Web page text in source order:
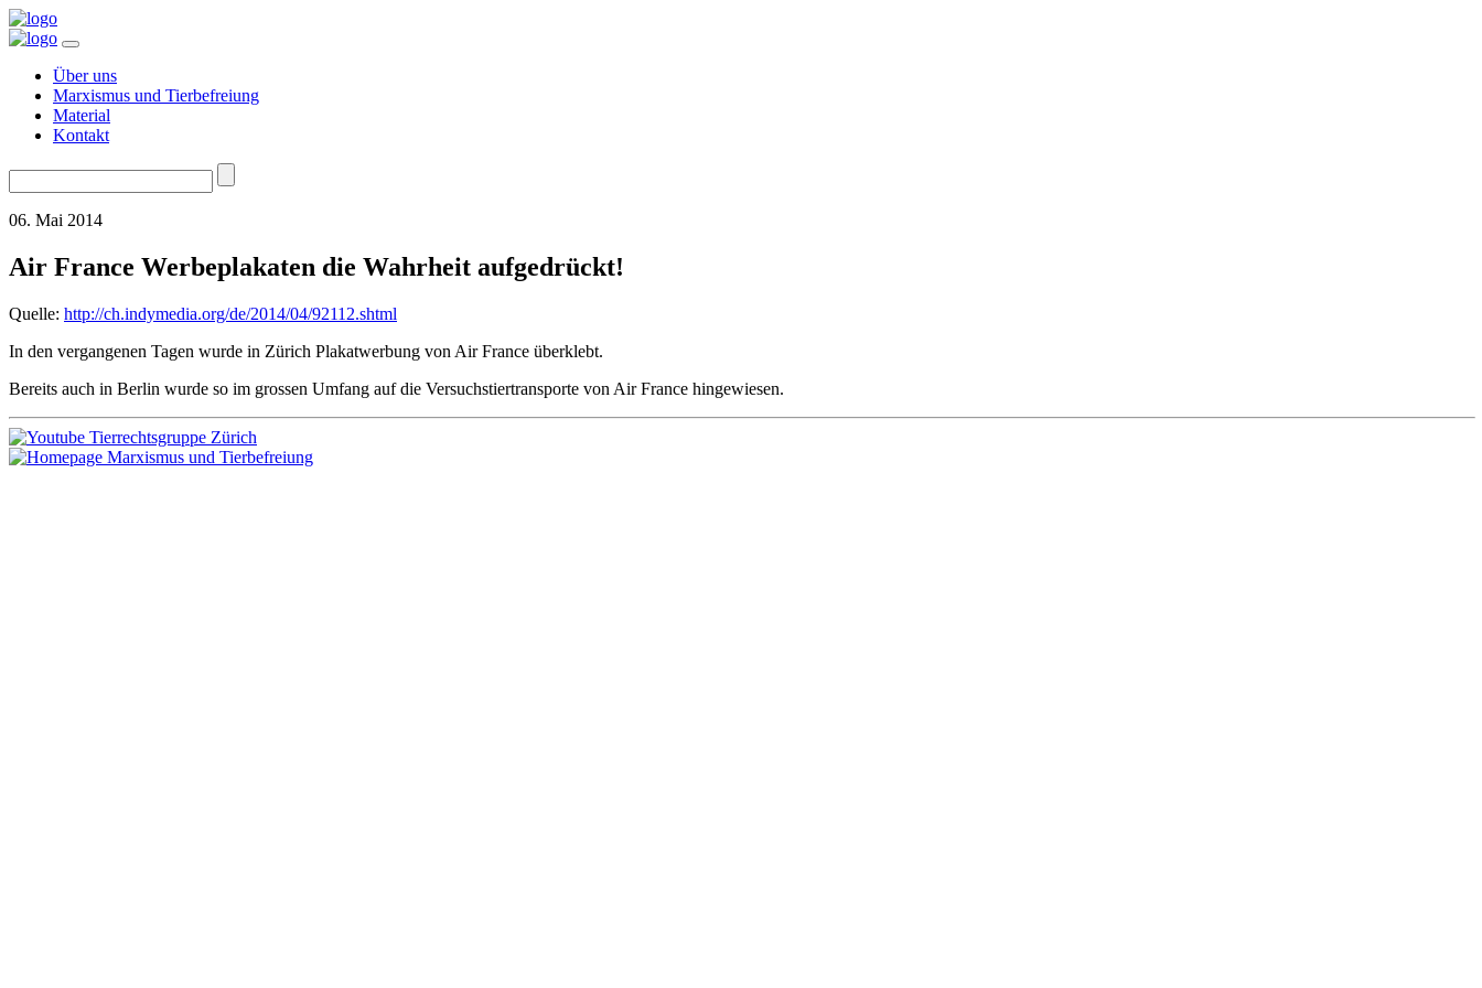
Über uns
Marxismus und Tierbefreiung
Material
Kontakt
Suchen
nach:
06. Mai 2014
Air France Werbeplakaten die Wahrheit aufgedrückt!
Quelle: http://ch.indymedia.org/de/2014/04/92112.shtml
In den vergangenen Tagen wurde in Zürich Plakatwerbung von Air France überklebt.
Bereits auch in Berlin wurde so im grossen Umfang auf die Versuchstiertransporte von Air France hingewiesen.